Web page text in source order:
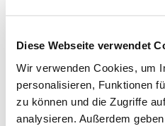
Diese Webseite verwendet
Wir verwenden Cookies, um
personalisieren, Funktionen
zu können und die Zugriffe
analysieren. Außerdem
abwechslungsreiche
fördern.
Wenden Sie sich für die
an Frau Helga Fischer